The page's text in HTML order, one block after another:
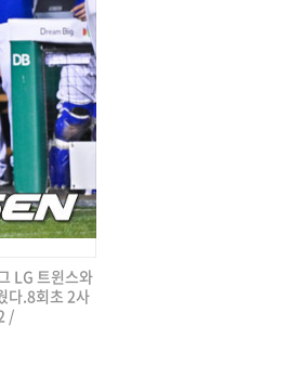
LG 트윈스와
다.8회초 2사
/